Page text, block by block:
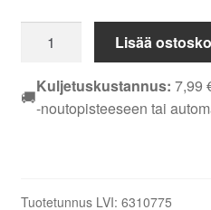
Optima
7193
sadesuihkuhana,
termostaattinen,
Lisää
🚚Kuljetuskustannus: 7,99
-noutopisteeseen tai
Tuotetunnus LVI: 6310775